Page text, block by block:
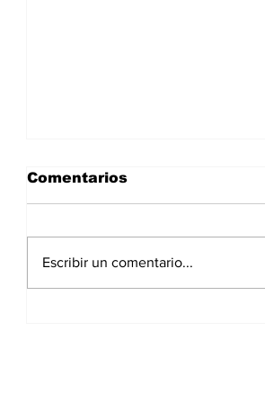
Comentarios
Escribir un comentario...